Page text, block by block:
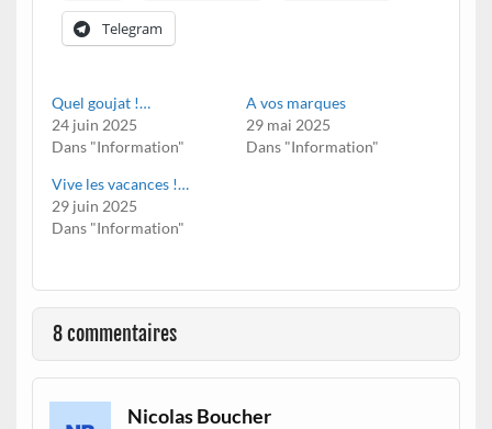
Telegram
Quel goujat !…
24 juin 2025
Dans "Information"
A vos marques
29 mai 2025
Dans "Information"
Vive les vacances !…
29 juin 2025
Dans "Information"
8 commentaires
Nicolas Boucher